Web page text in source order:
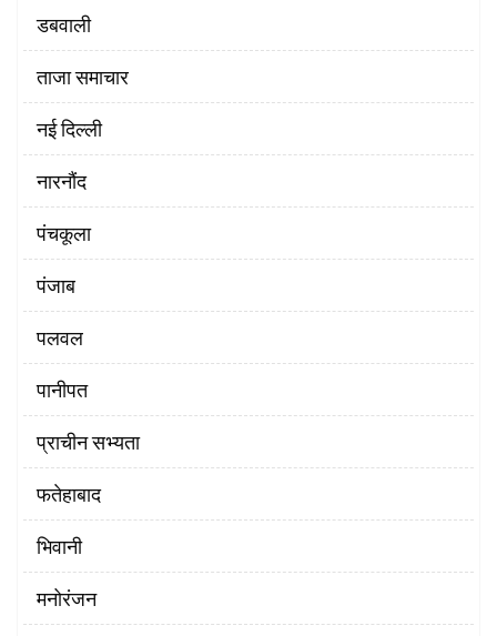
डबवाली
ताजा समाचार
नई दिल्ली
नारनौंद
पंचकूला
पंजाब
पलवल
पानीपत
प्राचीन सभ्यता
फतेहाबाद
भिवानी
मनोरंजन